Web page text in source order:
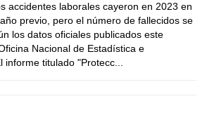
accidentes laborales cayeron en 2023 en
previo, pero el número de fallecidos se
los datos oficiales publicados este
Nacional de Estadística e
informe titulado "Protecc...